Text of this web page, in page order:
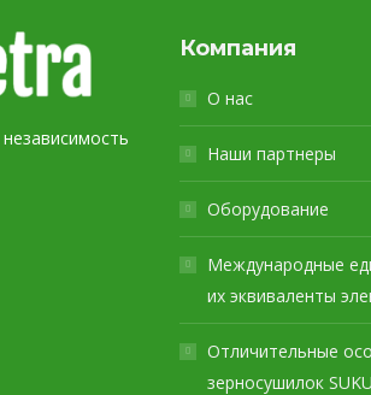
Компания
О нас
Наши партнеры
Оборудование
Международные
их эквиваленты
Отличительные
зерносушилок